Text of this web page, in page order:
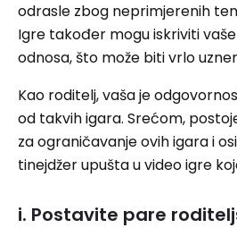
odrasle zbog neprimjerenih
Igre također mogu iskriviti
odnosa, što može biti vrlo
Kao roditelj, vaša je
od takvih igara. Srećom,
za ograničavanje ovih igara i
tinejdžer upušta u video igre
i. Postavite pare